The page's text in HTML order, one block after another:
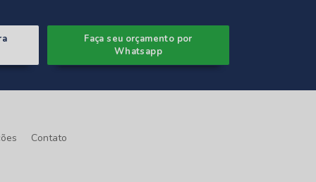
Faça seu orçamento por
Whatsapp
Contato